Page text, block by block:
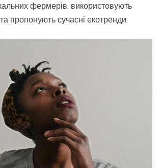
фермерів, використовують
пропонують сучасні екотренди.